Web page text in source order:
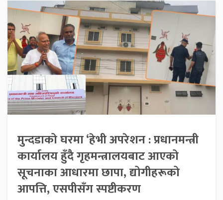
मुन्दडाको घरमा ‘हेभी अपरेशन : प्रधानमन्त्री
कार्यालय हुँदै गृहमन्त्रालयबाट आएको
सूचनाका आधारमा छापा, द्योगीहरूको
आपत्ति, एसपीसँग स्पष्टीकरण